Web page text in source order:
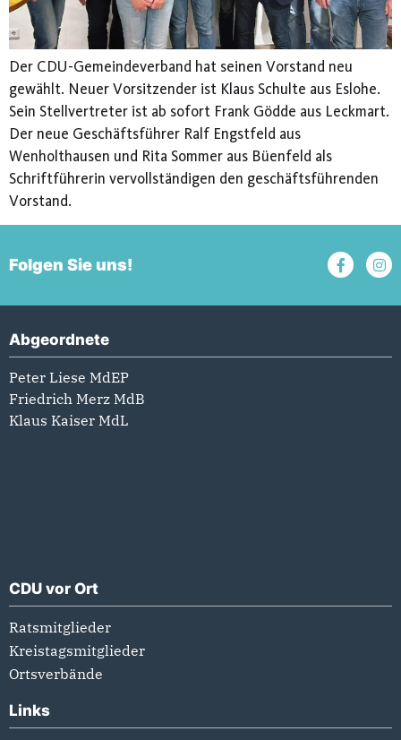
Der CDU-Gemeindeverband hat seinen Vorstand neu
gewählt. Neuer Vorsitzender ist Klaus Schulte aus Eslohe.
Sein Stellvertreter ist ab sofort Frank Gödde aus Leckmart.
Der neue Geschäftsführer Ralf Engstfeld aus
Wenholthausen und Rita Sommer aus Büenfeld als
Schriftführerin vervollständigen den geschäftsführenden
Vorstand.
Folgen Sie uns!
Abgeordnete
Peter Liese MdEP
Friedrich Merz MdB
Klaus Kaiser MdL
CDU vor Ort
Ratsmitglieder
Kreistagsmitglieder
Ortsverbände
Links